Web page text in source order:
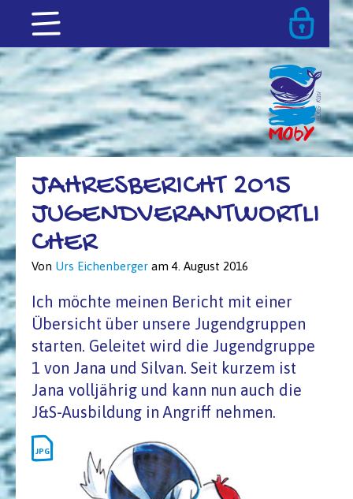
JAHRESBERICHT 2015
JUGENDVERANTWORTLI
CHER
Von Urs Eichenberger am4. August 2016
Ich möchte meinen Bericht mit einer
Übersicht über unsere Jugendgruppen
starten. Geleitet wird die Jugendgruppe
1 von Jana und Silvan. Seit kurzem ist
Jana volljährig und kann nun auch die
J&S-Ausbildung in Angriff nehmen.